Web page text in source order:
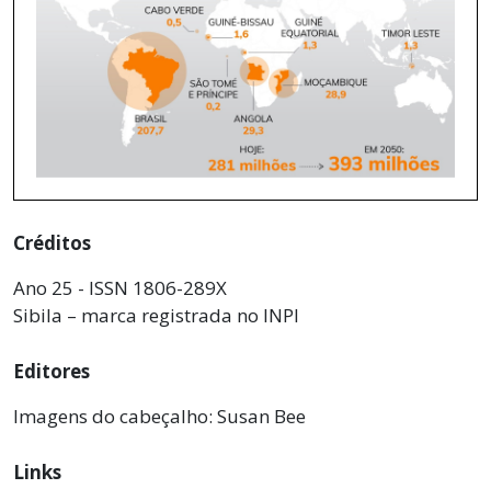
Créditos
Ano 25 - ISSN 1806-289X
Sibila – marca registrada no INPI
Editores
Imagens do cabeçalho: Susan Bee
Links